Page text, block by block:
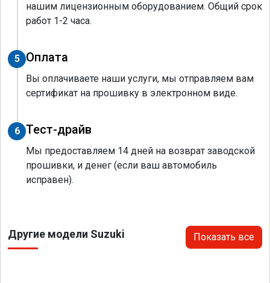
нашим лицензионным оборудованием. Общий срок
работ 1-2 часа.
5 Оплата
Вы оплачиваете наши услуги, мы отправляем вам
сертификат на прошивку в электронном виде.
6 Тест-драйв
Мы предоставляем 14 дней на возврат заводской
прошивки, и денег (если ваш автомобиль
исправен).
Другие модели Suzuki Показать все